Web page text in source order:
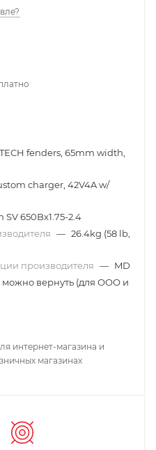
fenders, 65mm width,
charger, 42V4A w/
650Bx1.75-2.4
— 26.4kg (58 lb,
производителя — MD
можно вернуть (для ООО и
интернет-магазина и
магазинах